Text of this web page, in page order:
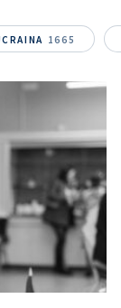
1665